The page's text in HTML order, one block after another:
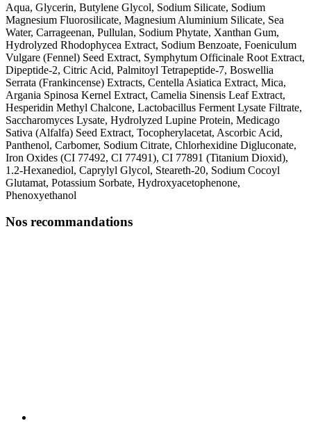
Aqua, Glycerin, Butylene Glycol, Sodium Silicate, Sodium
Magnesium Fluorosilicate, Magnesium Aluminium Silicate, Sea
Water, Carrageenan, Pullulan, Sodium Phytate, Xanthan Gum,
Hydrolyzed Rhodophycea Extract, Sodium Benzoate, Foeniculum
Vulgare (Fennel) Seed Extract, Symphytum Officinale Root Extract,
Dipeptide-2, Citric Acid, Palmitoyl Tetrapeptide-7, Boswellia
Serrata (Frankincense) Extracts, Centella Asiatica Extract, Mica,
Argania Spinosa Kernel Extract, Camelia Sinensis Leaf Extract,
Hesperidin Methyl Chalcone, Lactobacillus Ferment Lysate Filtrate,
Saccharomyces Lysate, Hydrolyzed Lupine Protein, Medicago
Sativa (Alfalfa) Seed Extract, Tocopherylacetat, Ascorbic Acid,
Panthenol, Carbomer, Sodium Citrate, Chlorhexidine Digluconate,
Iron Oxides (CI 77492, CI 77491), CI 77891 (Titanium Dioxid),
1.2-Hexanediol, Caprylyl Glycol, Steareth-20, Sodium Cocoyl
Glutamat, Potassium Sorbate, Hydroxyacetophenone,
Phenoxyethanol
Nos recommandations